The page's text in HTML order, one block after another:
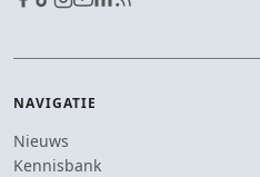
NAVIGATIE
Nieuws
Kennisbank